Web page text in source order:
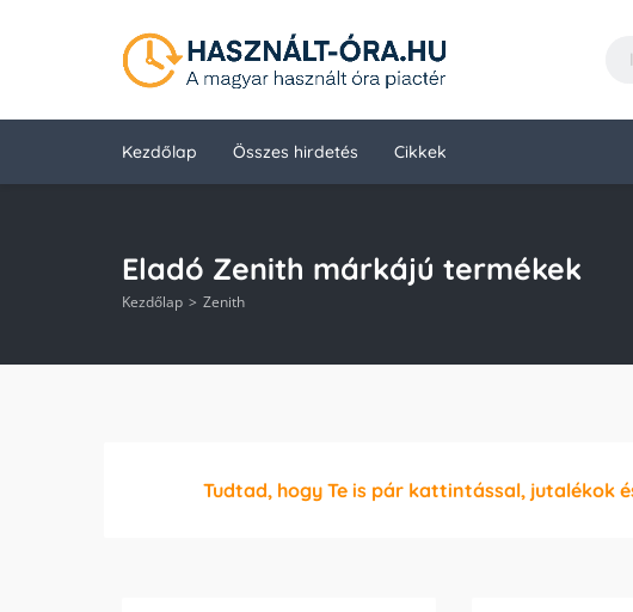
Kezdőlap Összes hirdetés Cikkek
Eladó Zenith márkájú termékek
Kezdőlap Zenith
Tudtad, hogy Te is pár kattintással, jutalékok